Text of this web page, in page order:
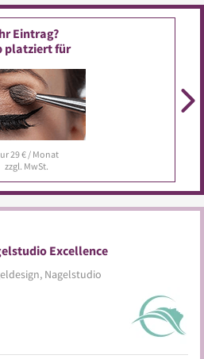
Eintrag?
platziert für
29 € / Monat
zzgl. MwSt.
Excellence
Nagelstudio